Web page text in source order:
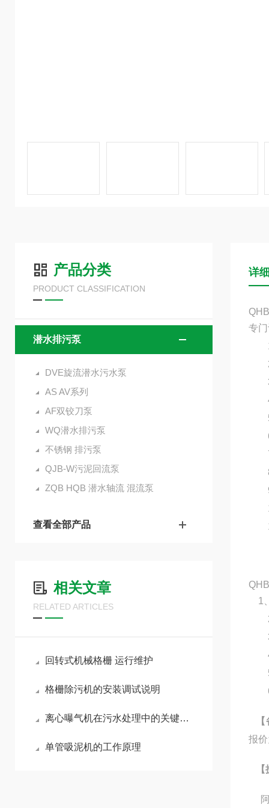
产品分类
PRODUCT CLASSIFICATION
潜水排污泵
DVE旋流潜水污水泵
AS AV系列
AF双铰刀泵
WQ潜水排污泵
不锈钢 排污泵
QJB-W污泥回流泵
ZQB HQB 潜水轴流 混流泵
查看全部产品
相关文章
RELATED ARTICLES
回转式机械格栅 运行维护
格栅除污机的安装调试说明
离心曝气机在污水处理中的关键作用与技术优势
单管吸泥机的工作原理
详
专
1
2
3
4
5
6
7
8
9
10
11
1
2
3
4
5
6
【
报
【
阿